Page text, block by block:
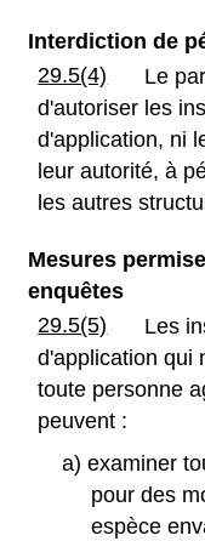
Interdiction de
29.5(4)
Le
d'autoriser les
d'application, ni
leur autorité, à
les autres
Mesures
enquêtes
29.5(5)
Les
d'application qui
toute personne
peuvent :
a) examiner
pour des
espèce